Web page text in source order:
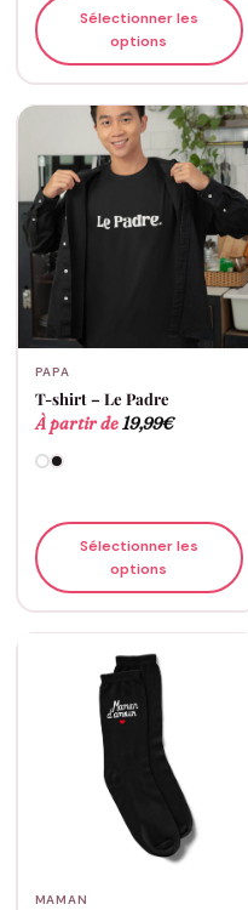
Sélectionner les
options
PAPA
T-shirt – Le Padre
À partir de19,99€
Sélectionner les
options
MAMAN